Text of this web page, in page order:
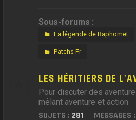
Sous-forums :
La légende de Baphomet
Patchs Fr
LES HÉRITIERS DE
Pour discuter des
mêlant aventure et action
SUJETS : 281 MESSAGES :